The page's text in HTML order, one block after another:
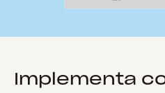
Implementa